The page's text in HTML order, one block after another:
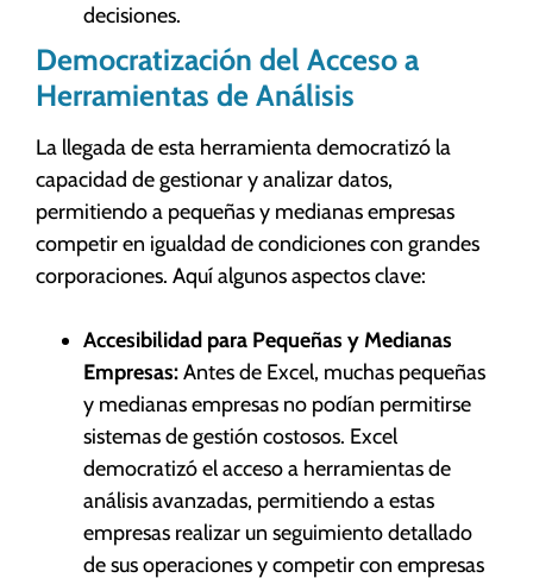
decisiones.
Democratización del Acceso a
Herramientas de Análisis
La llegada de esta herramienta democratizó la
capacidad de gestionar y analizar datos,
permitiendo a pequeñas y medianas empresas
competir en igualdad de condiciones con grandes
corporaciones. Aquí algunos aspectos clave:
Accesibilidad para Pequeñas y Medianas
Empresas:Antes de Excel, muchas pequeñas
y medianas empresas no podían permitirse
sistemas de gestión costosos. Excel
democratizó el acceso a herramientas de
análisis avanzadas, permitiendo a estas
empresas realizar un seguimiento detallado
de sus operaciones y competir con empresas